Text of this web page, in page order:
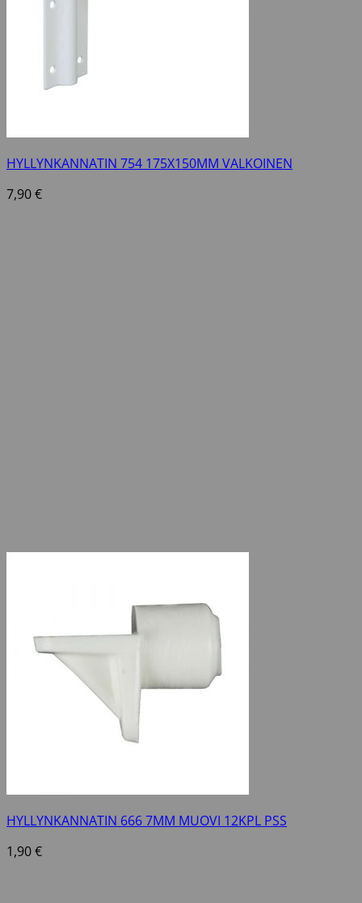
HYLLYNKANNATIN 754 175X150MM VALKOINEN
7,90€
HYLLYNKANNATIN 666 7MM MUOVI 12KPL PSS
1,90€